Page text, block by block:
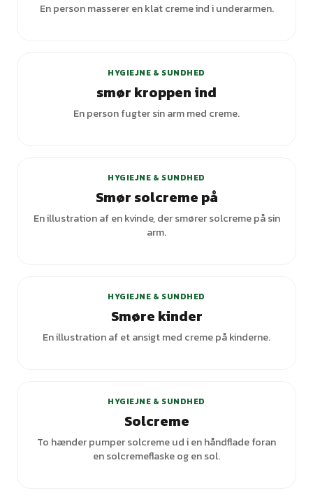
En person masserer en klat creme ind i underarmen.
HYGIEJNE & SUNDHED
smør kroppen ind
En person fugter sin arm med creme.
HYGIEJNE & SUNDHED
Smør solcreme på
En illustration af en kvinde, der smører solcreme på sin
arm.
HYGIEJNE & SUNDHED
Smøre kinder
En illustration af et ansigt med creme på kinderne.
HYGIEJNE & SUNDHED
Solcreme
To hænder pumper solcreme ud i en håndflade foran
en solcremeflaske og en sol.